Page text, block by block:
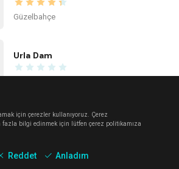
Güzelbahçe
Urla Dam
Mano Del Sol
için çerezler kullanıyoruz. Çerez
fazla bilgi edinmek için lütfen çerez politikamıza
Reddet Anladım